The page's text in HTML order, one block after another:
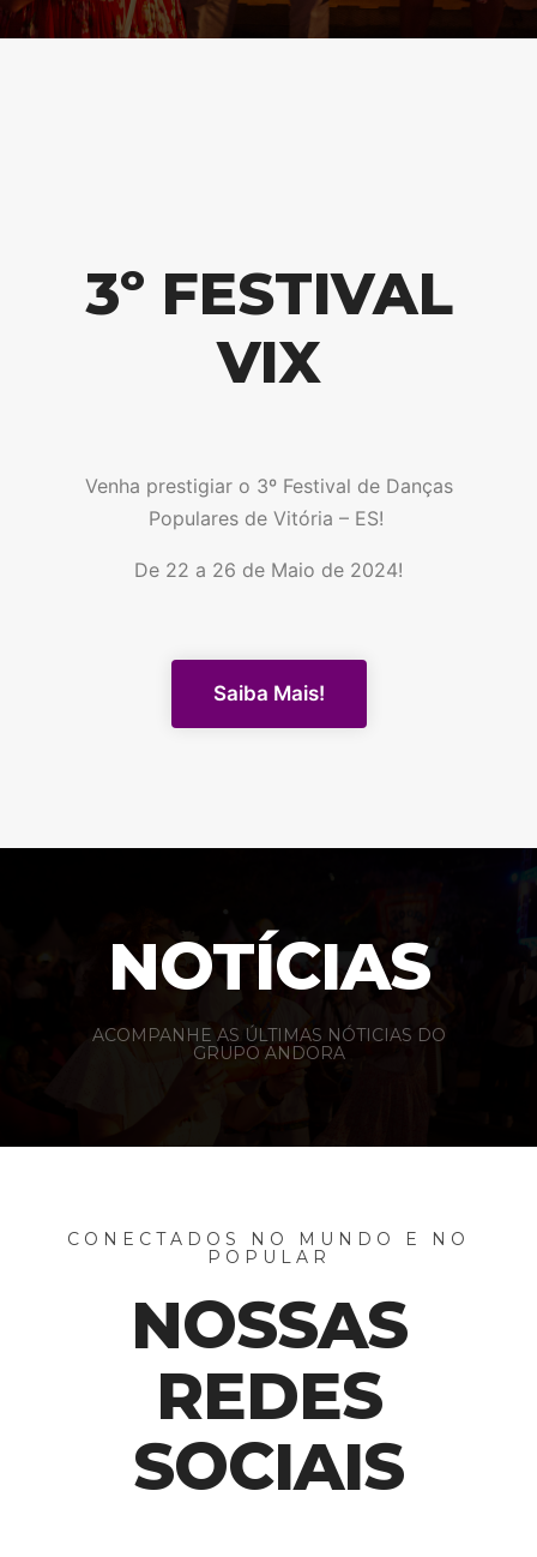
3º FESTIVAL
VIX
Venha prestigiar o 3º Festival de Danças
Populares de Vitória – ES!
De 22 a 26 de Maio de 2024!
Saiba Mais!
NOTÍCIAS
ACOMPANHE AS ÚLTIMAS NÓTICIAS DO
GRUPO ANDORA
CONECTADOS NO MUNDO E NO
POPULAR
NOSSAS
REDES
SOCIAIS